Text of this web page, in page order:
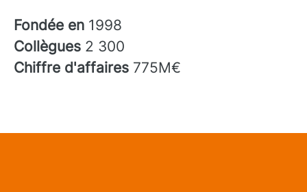
Fondée en 1998
Collègues 2 300
Chiffre d'affaires 775M€